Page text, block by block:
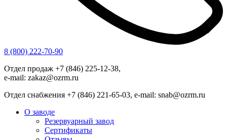
8 (800) 222-70-90
Отдел продаж +7 (846) 225-12-38,
e-mail: zakaz@ozrm.ru
Отдел снабжения +7 (846) 221-65-03, e-mail: snab@ozrm.ru
О заводе
Резервуарный завод
Сертификаты